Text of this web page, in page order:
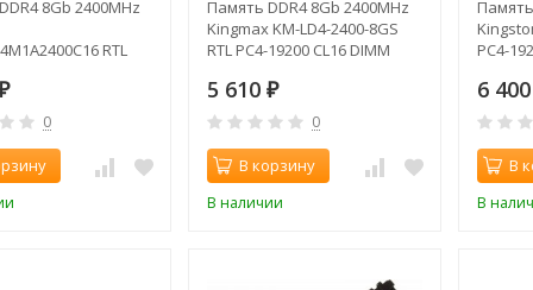
8Gb 2400MHz
RTL
0
Память DDR4 8Gb 2400MHz
Kingmax KM-LD4-2400-8GS
RTL PC4-19200 CL16 DIMM
5 610₽
0
В корзину
В наличии
PC4-
6 400
В
В